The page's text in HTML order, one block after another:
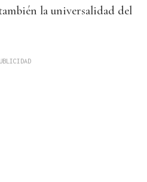
la universalidad del